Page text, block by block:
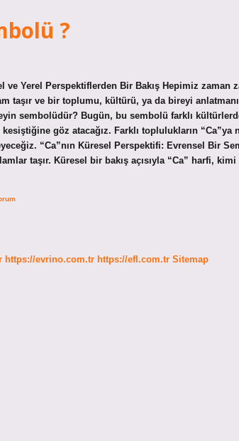
?
ve Yerel Perspektiflerden Bir Bakış Hepimiz zaman
taşır ve bir toplumu, kültürü, ya da bireyi
sembolüdür? Bugün, bu sembolü farklı
kesiştiğine göz atacağız. Farklı toplulukların “Ca”ya
“Ca”nın Küresel Perspektifi: Evrensel Bir
taşır. Küresel bir bakış açısıyla “Ca” harfi,
https://evrino.com.tr https://efl.com.tr Sitemap